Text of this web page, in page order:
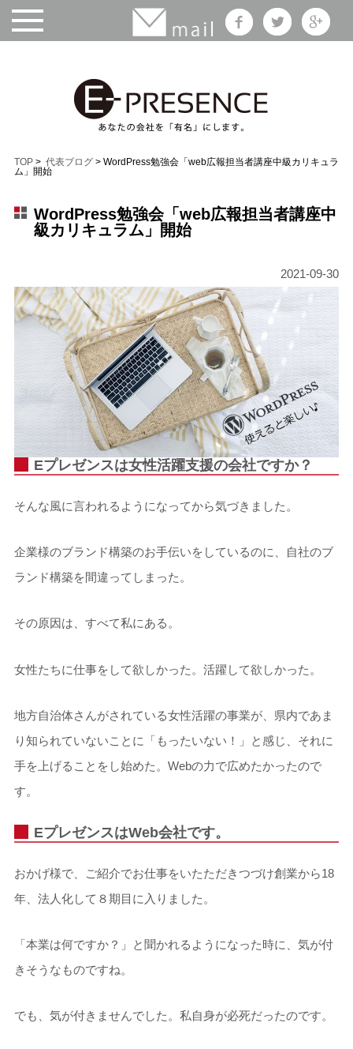
TOP> 代表ブログ> WordPress勉強会「web広報担当者講座中級カリキュラ
ム」開始
WordPress勉強会「web広報担当者講座中
級カリキュラム」開始
2021-09-30
Eプレゼンスは女性活躍支援の会社ですか？
そんな風に言われるようになってから気づきました。
企業様のブランド構築のお手伝いをしているのに、自社のブ
ランド構築を間違ってしまった。
その原因は、すべて私にある。
女性たちに仕事をして欲しかった。活躍して欲しかった。
地方自治体さんがされている女性活躍の事業が、県内であま
り知られていないことに「もったいない！」と感じ、それに
手を上げることをし始めた。Webの力で広めたかったので
す。
EプレゼンスはWeb会社です。
おかげ様で、ご紹介でお仕事をいたただきつづけ創業から18
年、法人化して８期目に入りました。
「本業は何ですか？」と聞かれるようになった時に、気が付
きそうなものですね。
でも、気が付きませんでした。私自身が必死だったのです。